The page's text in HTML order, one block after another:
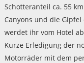
Schotteranteil ca. 55 km
Canyons und die
werdet ihr vom Hotel
Kurze Erledigung der
Motorräder mit dem